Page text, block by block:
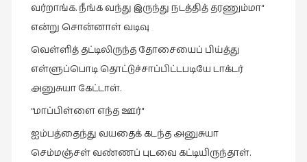
அன்றாடம்
ஆளுமை
இசை
இணையதளம்
வர்றாங்க. நீங்க வந்து இருந்து நடத்தித் தரணும்மா“
என்று சொன்னாள் வடிவு
வெள்ளித் தட்டிலிருந்த தோசையைப் பிய்த்து
எள்ளுப்பொடி தொட்டுச்சாப்பிட்டபடியே டாக்டர்
அனுசுயா கேட்டாள்.
“மாப்பிள்ளை எந்த ஊர்“
ஐம்பத்தைந்து வயதைக் கடந்த அனுசுயா
செம்மஞ்சள் வண்ணப் புடவை கட்டியிருந்தாள்.